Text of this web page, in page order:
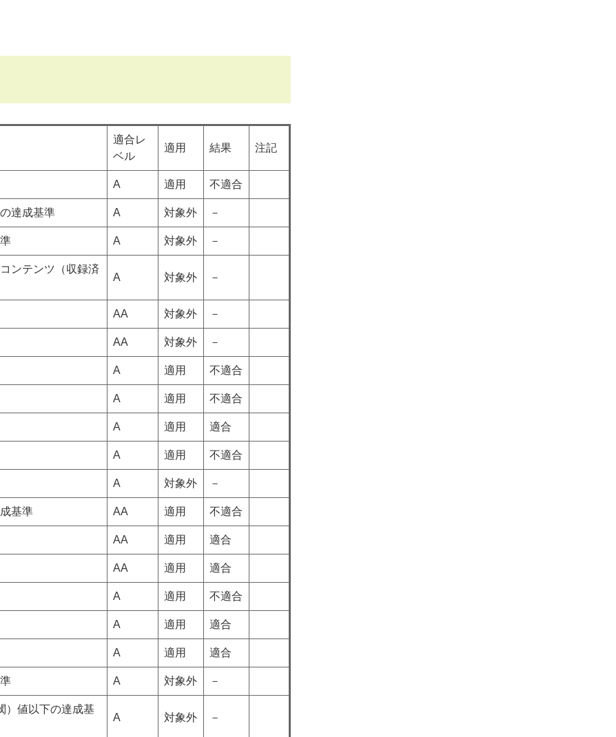
適合レ
ベル
適用 結果 注記
A 適用 不適合
達成基準 A 対象外 －
A 対象外 －
ンテンツ（収録済
A 対象外 －
AA 対象外 －
AA 対象外 －
A 適用 不適合
A 適用 不適合
A 適用 適合
A 適用 不適合
A 対象外 －
基準 AA 適用 不適合
AA 適用 適合
AA 適用 適合
A 適用 不適合
A 適用 適合
A 適用 適合
A 対象外 －
値以下の達成基
A 対象外 －